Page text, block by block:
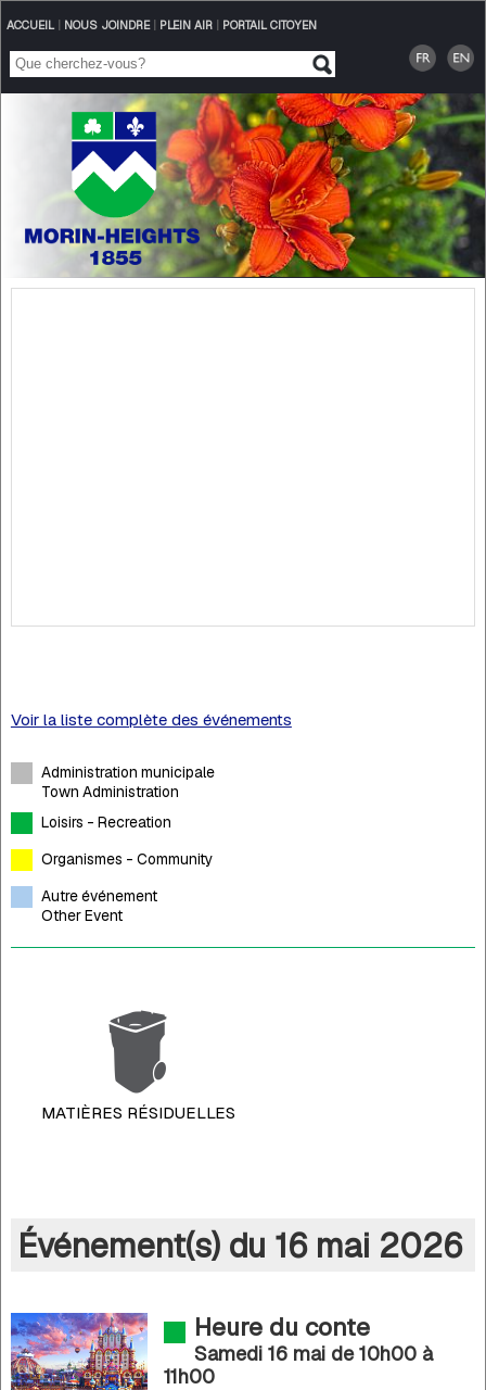
ACCUEIL| NOUS JOINDRE| PLEIN AIR| PORTAIL CITOYEN
Voir la liste complète des événements
Administration municipale
Town Administration
Loisirs - Recreation
Organismes - Community
Autre événement
Other Event
MATIÈRES RÉSIDUELLES
Événement(s) du 16 mai 2026
Heure du conte
Samedi 16 mai de 10h00à
11h00